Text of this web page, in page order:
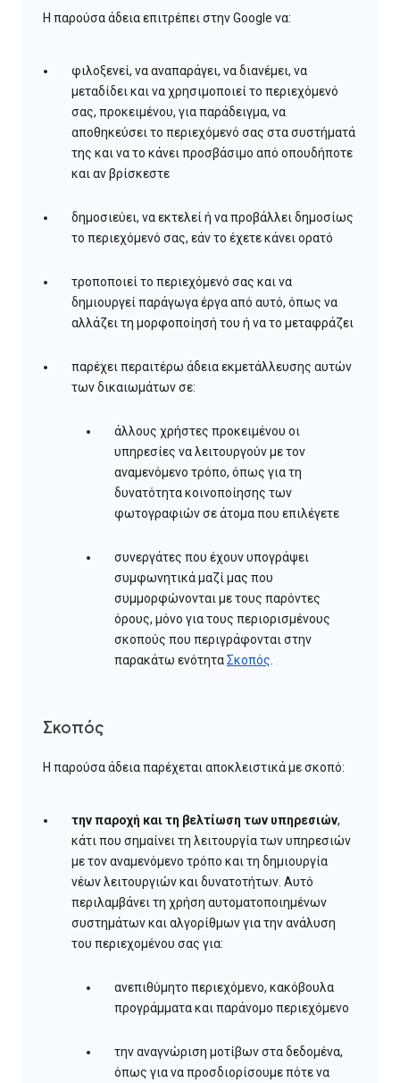
Η παρούσα άδεια επιτρέπει στην Google να:
φιλοξενεί, να αναπαράγει, να διανέμει, να
μεταδίδει και να χρησιμοποιεί το περιεχόμενό
σας, προκειμένου, για παράδειγμα, να
αποθηκεύσει το περιεχόμενό σας στα συστήματά
της και να το κάνει προσβάσιμο από οπουδήποτε
και αν βρίσκεστε
δημοσιεύει, να εκτελεί ή να προβάλλει δημοσίως
το περιεχόμενό σας, εάν το έχετε κάνει ορατό
τροποποιεί το περιεχόμενό σας και να
δημιουργεί παράγωγα έργα από αυτό, όπως να
αλλάζει τη μορφοποίησή του ή να το μεταφράζει
παρέχει περαιτέρω άδεια εκμετάλλευσης αυτών
των δικαιωμάτων σε:
άλλους χρήστες προκειμένου οι
υπηρεσίες να λειτουργούν με τον
αναμενόμενο τρόπο, όπως για τη
δυνατότητα κοινοποίησης των
φωτογραφιών σε άτομα που επιλέγετε
συνεργάτες που έχουν υπογράψει
συμφωνητικά μαζί μας που
συμμορφώνονται με τους παρόντες
όρους, μόνο για τους περιορισμένους
σκοπούς που περιγράφονται στην
παρακάτω ενότηταΣκοπός.
Σκοπός
Η παρούσα άδεια παρέχεται αποκλειστικά με σκοπό:
την παροχή και τη βελτίωση των υπηρεσιών,
κάτι που σημαίνει τη λειτουργία των υπηρεσιών
με τον αναμενόμενο τρόπο και τη δημιουργία
νέων λειτουργιών και δυνατοτήτων. Αυτό
περιλαμβάνει τη χρήση αυτοματοποιημένων
συστημάτων και αλγορίθμων για την ανάλυση
του περιεχομένου σας για:
ανεπιθύμητο περιεχόμενο, κακόβουλα
προγράμματα και παράνομο περιεχόμενο
την αναγνώριση μοτίβων στα δεδομένα,
όπως για να προσδιορίσουμε πότε να